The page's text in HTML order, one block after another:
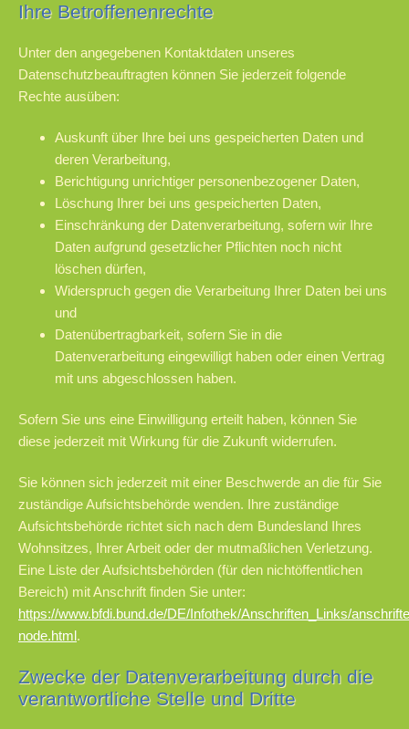
Ihre Betroffenenrechte
Unter den angegebenen Kontaktdaten unseres
Datenschutzbeauftragten können Sie jederzeit folgende
Rechte ausüben:
Auskunft über Ihre bei uns gespeicherten Daten und
deren Verarbeitung,
Berichtigung unrichtiger personenbezogener Daten,
Löschung Ihrer bei uns gespeicherten Daten,
Einschränkung der Datenverarbeitung, sofern wir Ihre
Daten aufgrund gesetzlicher Pflichten noch nicht
löschen dürfen,
Widerspruch gegen die Verarbeitung Ihrer Daten bei uns
und
Datenübertragbarkeit, sofern Sie in die
Datenverarbeitung eingewilligt haben oder einen Vertrag
mit uns abgeschlossen haben.
Sofern Sie uns eine Einwilligung erteilt haben, können Sie
diese jederzeit mit Wirkung für die Zukunft widerrufen.
Sie können sich jederzeit mit einer Beschwerde an die für Sie
zuständige Aufsichtsbehörde wenden. Ihre zuständige
Aufsichtsbehörde richtet sich nach dem Bundesland Ihres
Wohnsitzes, Ihrer Arbeit oder der mutmaßlichen Verletzung.
Eine Liste der Aufsichtsbehörden (für den nichtöffentlichen
Bereich) mit Anschrift finden Sie unter:
https://www.bfdi.bund.de/DE/Infothek/Anschriften_Links/
node.html.
Zwecke der Datenverarbeitung durch die
verantwortliche Stelle und Dritte